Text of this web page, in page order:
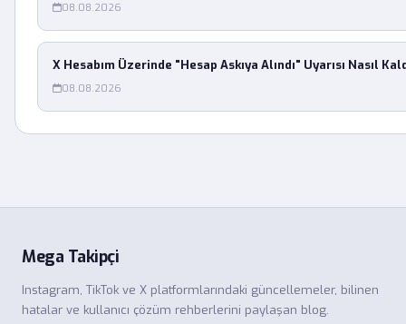
08.08.2026
X Hesabım Üzerinde "Hesap Askıya Alındı" Uyarısı Nasıl
08.08.2026
Mega Takipçi
Instagram, TikTok ve X platformlarındaki güncellemeler, bilinen
hatalar ve kullanıcı çözüm rehberlerini paylaşan blog.